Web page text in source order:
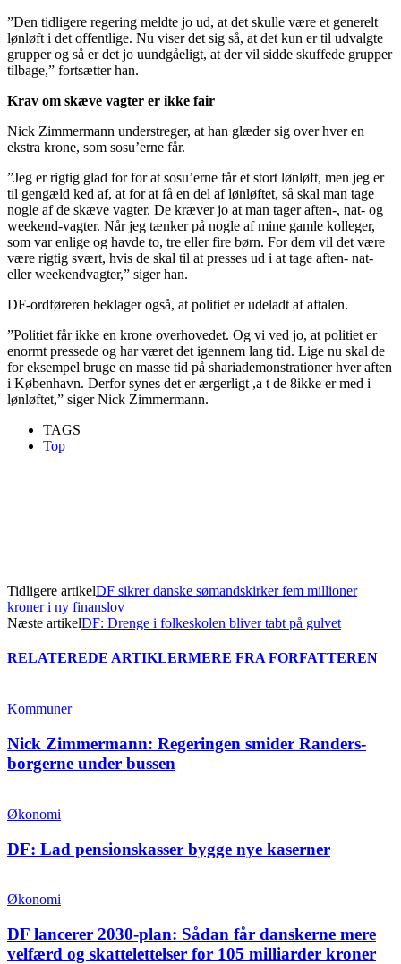
”Den tidligere regering meldte jo ud, at det skulle være et generelt
lønløft i det offentlige. Nu viser det sig så, at det kun er til udvalgte
grupper og så er det jo uundgåeligt, at der vil sidde skuffede grupper
tilbage,” fortsætter han.
Krav om skæve vagter er ikke fair
Nick Zimmermann understreger, at han glæder sig over hver en
ekstra krone, som sosu’erne får.
”Jeg er rigtig glad for for at sosu’erne får et stort lønløft, men jeg er
til gengæld ked af, at for at få en del af lønløftet, så skal man tage
nogle af de skæve vagter. De kræver jo at man tager aften-, nat- og
weekend-vagter. Når jeg tænker på nogle af mine gamle kolleger,
som var enlige og havde to, tre eller fire børn. For dem vil det være
være rigtig svært, hvis de skal til at presses ud i at tage aften- nat-
eller weekendvagter,” siger han.
DF-ordføreren beklager også, at politiet er udeladt af aftalen.
”Politiet får ikke en krone overhovedet. Og vi ved jo, at politiet er
enormt pressede og har været det igennem lang tid. Lige nu skal de
for eksempel bruge en masse tid på shariademonstrationer hver aften
i København. Derfor synes det er ærgerligt ,a t de 8ikke er med i
lønløftet,” siger Nick Zimmermann.
TAGS
Top
Tidligere artikelDF sikrer danske sømandskirker fem millioner
kroner i ny finanslov
Næste artikelDF: Drenge i folkeskolen bliver tabt på gulvet
RELATEREDE ARTIKLERMERE FRA FORFATTEREN
Kommuner
Nick Zimmermann: Regeringen smider Randers-
borgerne under bussen
Økonomi
DF: Lad pensionskasser bygge nye kaserner
Økonomi
DF lancerer 2030-plan: Sådan får danskerne mere
velfærd og skattelettelser for 105 milliarder kroner